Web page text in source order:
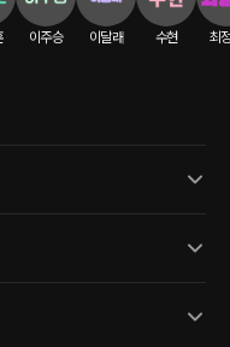
이주승 이달래 수현 최